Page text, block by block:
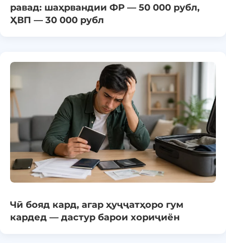
равад: шаҳрвандии ФР — 50 000 рубл,
ҲВП — 30 000 рубл
Чӣ бояд кард, агар ҳуҷҷатҳоро гум
кардед — дастур барои хориҷиён